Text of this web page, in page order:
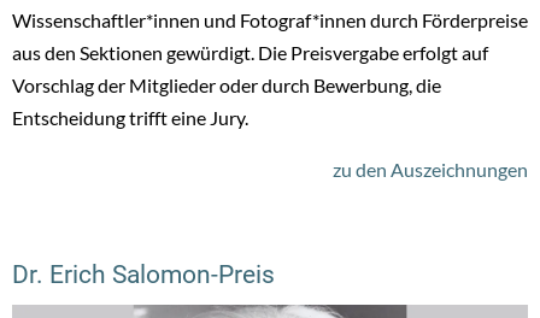
Wissenschaftler*innen und Fotograf*innen durch Förderpreise
aus den Sektionen gewürdigt. Die Preisvergabe erfolgt auf
Vorschlag der Mitglieder oder durch Bewerbung, die
Entscheidung trifft eine Jury.
zu den Auszeichnungen
Dr. Erich Salomon-Preis
Dr. Erich Salomon-Preis